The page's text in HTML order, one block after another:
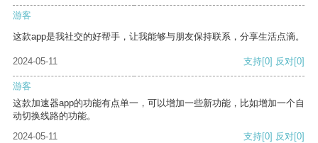
游客
这款app是我社交的好帮手，让我能够与朋友保持联系，分享生活点滴。
2024-05-11 支持[0] 反对[0]
游客
这款加速器app的功能有点单一，可以增加一些新功能，比如增加一个自
动切换线路的功能。
2024-05-11
支持[0] 反对[0]